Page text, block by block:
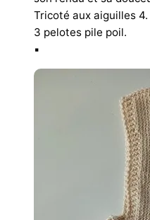
Tricoté aux aiguilles 4.
3 pelotes pile poil.
▪︎